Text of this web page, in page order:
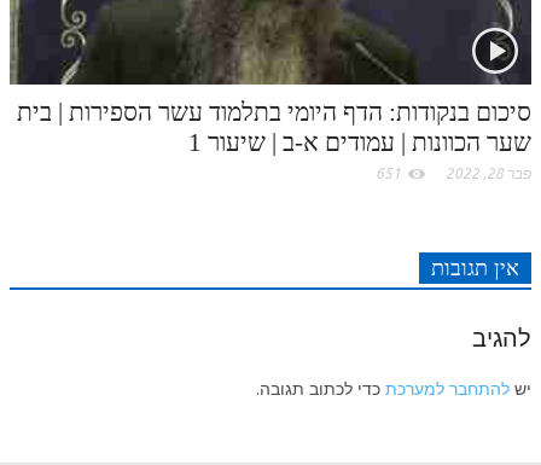
סיכום בנקודות: הדף היומי בתלמוד עשר הספירות | בית
שער הכוונות | עמודים א-ב | שיעור 1
פבר 28, 2022 651
אין תגובות
להגיב
יש להתחבר למערכת כדי לכתוב תגובה.